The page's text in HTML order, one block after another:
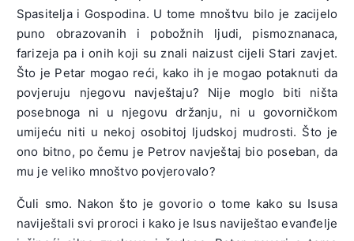
Spasitelja i Gospodina. U tome mnoštvu bilo je zacijelo
puno obrazovanih i pobožnih ljudi, pismoznanaca,
farizeja pa i onih koji su znali naizust cijeli Stari zavjet.
Što je Petar mogao reći, kako ih je mogao potaknuti da
povjeruju njegovu navještaju? Nije moglo biti ništa
posebnoga ni u njegovu držanju, ni u govorničkom
umijeću niti u nekoj osobitoj ljudskoj mudrosti. Što je
ono bitno, po čemu je Petrov navještaj bio poseban, da
mu je veliko mnoštvo povjerovalo?
Čuli smo. Nakon što je govorio o tome kako su Isusa
naviještali svi proroci i kako je Isus naviještao evanđelje